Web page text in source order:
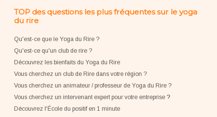
TOP des questions les plus fréquentes sur le yoga
du rire
Qu'est-ce que le Yoga du Rire ?
Qu'est-ce qu'un club de rire ?
Découvrez les bienfaits du Yoga du Rire
Vous cherchez un club de Rire dans votre région ?
Vous cherchez un animateur / professeur de Yoga du Rire ?
Vous cherchez un intervenant expert pour votre entreprise?
Découvrez l'École du positif en 1 minute